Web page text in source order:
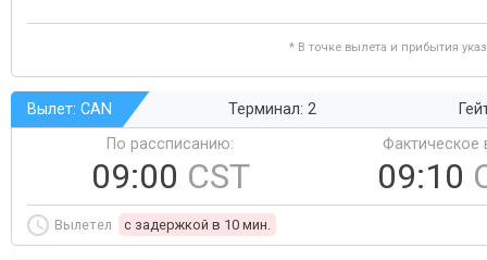
* В точке вылета и прибытия
Вылет: CAN Терминал: 2
По рассписанию:
09:00 CST
Фактическое
09:10
Вылетел c задержкой в 10 мин.